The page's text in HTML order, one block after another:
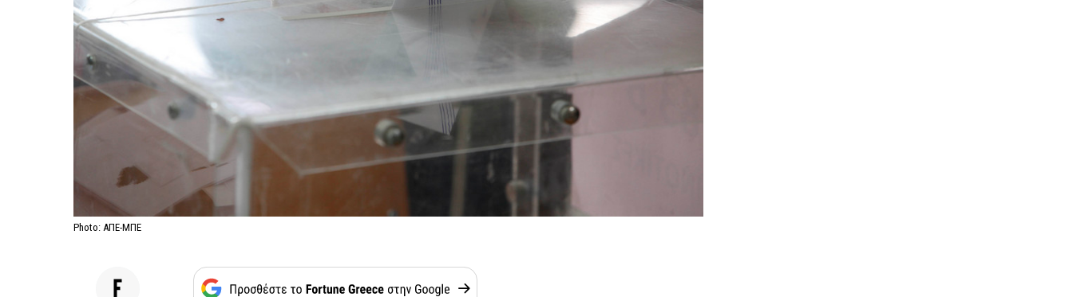
Photo: ΑΠΕ-ΜΠΕ